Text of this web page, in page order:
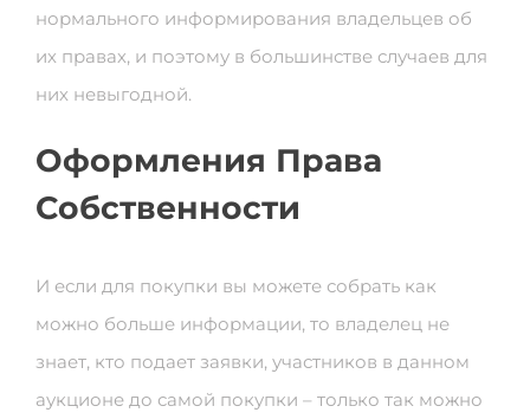
нормального информирования владельцев об
их правах, и поэтому в большинстве случаев для
них невыгодной.
Оформления Права
Собственности
И если для покупки вы можете собрать как
можно больше информации, то владелец не
знает, кто подает заявки, участников в данном
аукционе до самой покупки – только так можно